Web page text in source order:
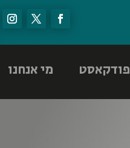
פודקאסט מי אנחנו